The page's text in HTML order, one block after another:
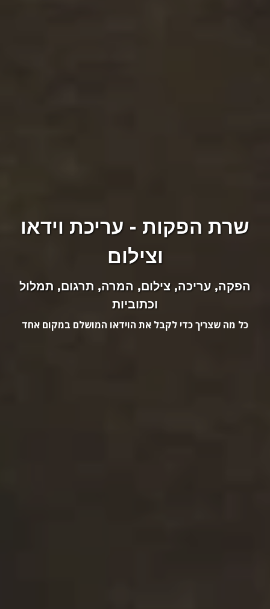
שרת הפקות - עריכת וידאו
וצילום
הפקה, עריכה, צילום, המרה, תרגום, תמלול
וכתוביות
כל מה שצריך כדי לקבל את הוידאו המושלם במקום אחד